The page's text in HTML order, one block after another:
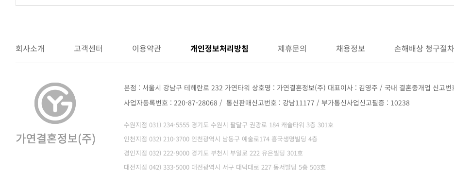
회사소개 고객센터 이용약관 개인정보처리방침 제휴문의 채용정보 손해배상 청구절차
본점 : 서울시 강남구 테헤란로 232 가연타워 상호명 : 가연결혼정보(주) 대표이사 : 김영주 / 국내 결혼중개업 신고
사업자등록번호 : 220-87-28068 / 통신판매신고번호 : 강남11177 / 부가통신사업신고필증 : 10238
수원지점 031) 234-5555 경기도 수원시 팔달구 권광로 184 캐슬타워 3층 301호
인천지점 032) 210-3700 인천광역시 남동구 예술로174 흥국생명빌딩 4층
경인지점 032) 222-9000 경기도 부천시 부일로 222 유은빌딩 301호
대전지점 042) 333-5000 대전광역시 서구 대덕대로 227 동서빌딩 5층 503호